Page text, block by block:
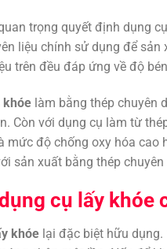
trọng quyết định dụng
liệu chính sử dụng để sản
trên đều đáp ứng về độ
khóe làm bằng thép chuyên
Còn với dụng cụ làm từ
mức độ chống oxy hóa cao
sản xuất bằng thép chuyên
cụ lấy khóe
khóe lại đặc biệt hữu